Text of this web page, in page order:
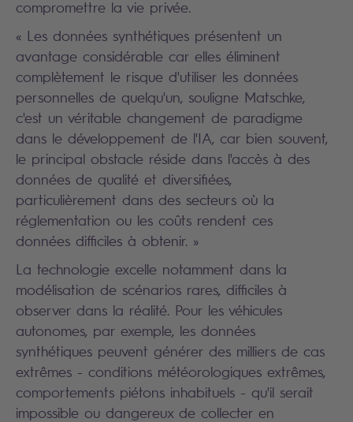
compromettre la vie privée.
« Les données synthétiques présentent un
avantage considérable car elles éliminent
complètement le risque d'utiliser les données
personnelles de quelqu'un, souligne Matschke,
c'est un véritable changement de paradigme
dans le développement de l'IA, car bien souvent,
le principal obstacle réside dans l'accès à des
données de qualité et diversifiées,
particulièrement dans des secteurs où la
réglementation ou les coûts rendent ces
données difficiles à obtenir. »
La technologie excelle notamment dans la
modélisation de scénarios rares, difficiles à
observer dans la réalité. Pour les véhicules
autonomes, par exemple, les données
synthétiques peuvent générer des milliers de cas
extrêmes - conditions météorologiques extrêmes,
comportements piétons inhabituels - qu'il serait
impossible ou dangereux de collecter en